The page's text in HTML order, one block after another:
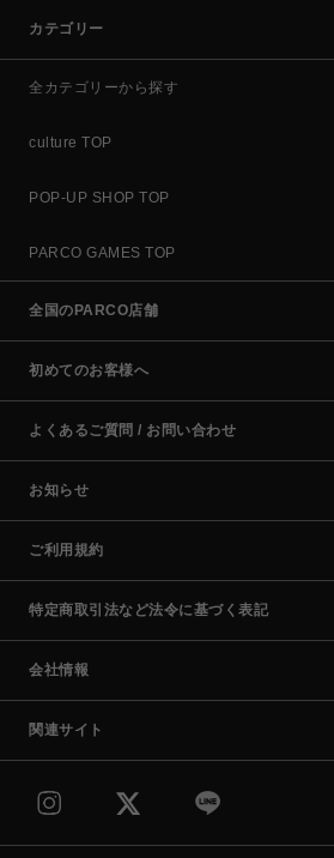
カテゴリー
全カテゴリーから探す
culture TOP
POP-UP SHOP TOP
PARCO GAMES TOP
全国のPARCO店舗
初めてのお客様へ
よくあるご質問 / お問い合わせ
お知らせ
ご利用規約
特定商取引法など法令に基づく表記
会社情報
関連サイト